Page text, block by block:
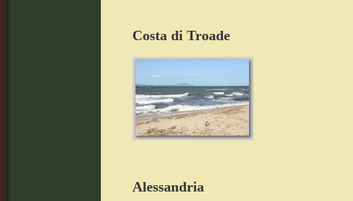
Costa di Troade
Alessandria